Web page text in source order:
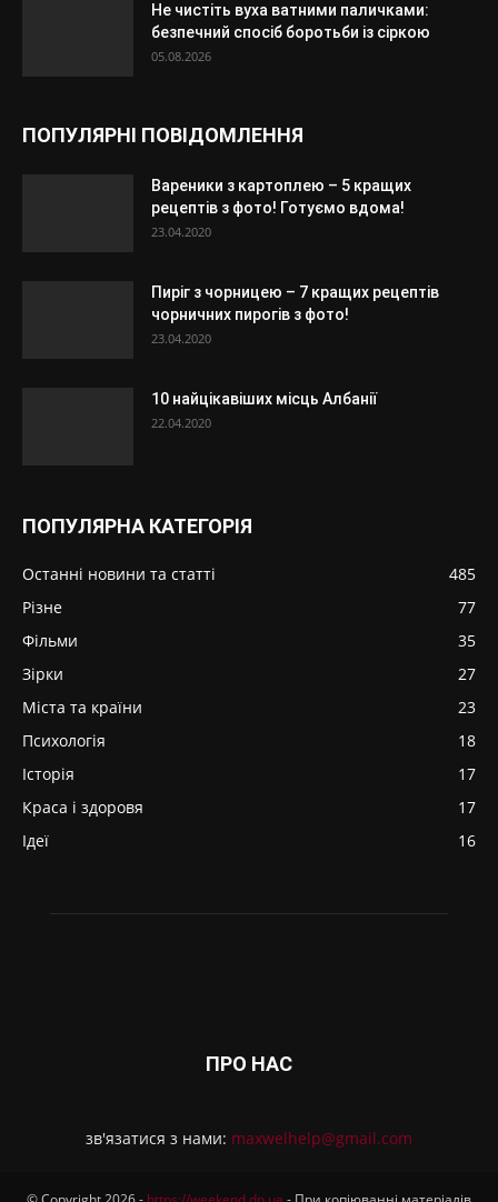
Не чистіть вуха ватними паличками:
безпечний спосіб боротьби із сіркою
05.08.2026
ПОПУЛЯРНІ ПОВІДОМЛЕННЯ
Вареники з картоплею – 5 кращих
рецептів з фото! Готуємо вдома!
23.04.2020
Пиріг з чорницею – 7 кращих рецептів
чорничних пирогів з фото!
23.04.2020
10 найцікавіших місць Албанії
22.04.2020
ПОПУЛЯРНА КАТЕГОРІЯ
Останні новини та статті
485
Різне
77
Фільми
35
Зірки
27
Міста та країни
23
Психологія
18
Історія
17
Краса і здоровя
17
Ідеї
16
ПРО НАС
зв'язатися з нами: maxwelhelp@gmail.com